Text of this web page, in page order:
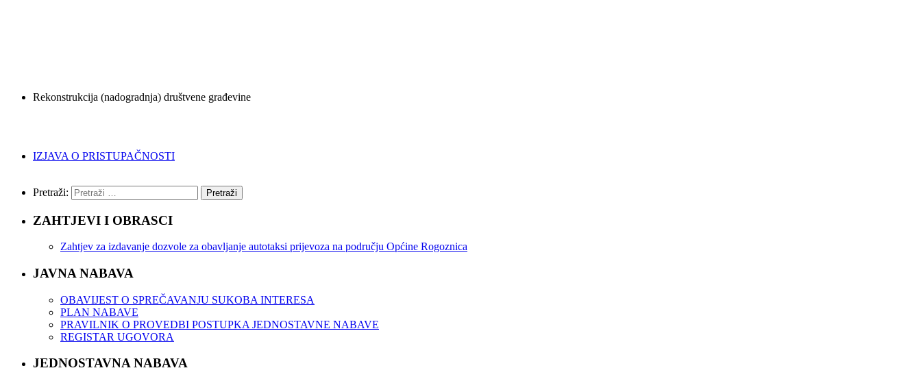
Rekonstrukcija (nadogradnja) društvene građevine
IZJAVA O PRISTUPAČNOSTI
Pretraži:
ZAHTJEVI I OBRASCI
Zahtjev za izdavanje dozvole za obavljanje autotaksi prijevoza na području Općine Rogoznica
JAVNA NABAVA
OBAVIJEST O SPREČAVANJU SUKOBA INTERESA
PLAN NABAVE
PRAVILNIK O PROVEDBI POSTUPKA JEDNOSTAVNE NABAVE
REGISTAR UGOVORA
JEDNOSTAVNA NABAVA